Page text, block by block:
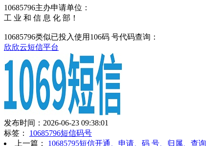
10685796主办申请单位：
工 业 和 信 息 化 部！
10685796类似已投入使用106码 号代码查询：
欣欣云短信平台
发布时间：2026-06-23 09:38:01
标签： 10685796短信码号
上一篇： 10685795短信开通、申请、码 号、归属、查询